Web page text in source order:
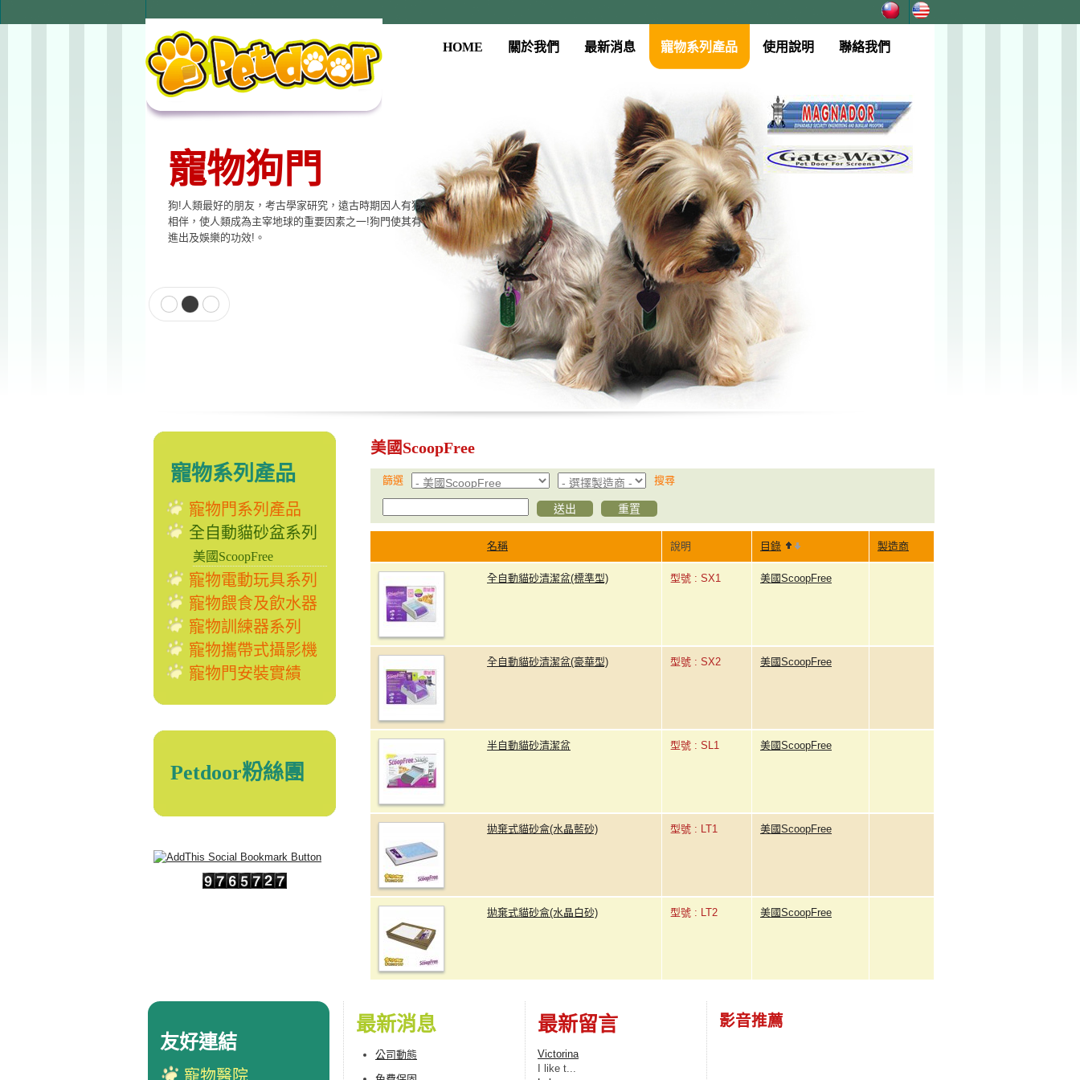
HOME 關於我們 最新消息 寵物系列產品 使用說明 聯絡我們
寵物狗門
狗!人類最好的朋友，考古學家研究，遠古時期因人有狗
相伴，使人類成為主宰地球的重要因素之一!狗門使其有
進出及娛樂的功效!。
寵物系列產品
寵物門系列產品
全自動貓砂盆系列
美國ScoopFree
寵物電動玩具系列
寵物餵食及飲水器
寵物訓練器系列
寵物攜帶式攝影機
寵物門安裝實績
Petdoor粉絲團
美國ScoopFree
篩選 搜尋
名稱 說明 目錄 製造商
全自動貓砂清潔盆(標準型) 型號 : SX1 美國ScoopFree
全自動貓砂清潔盆(豪華型) 型號 : SX2 美國ScoopFree
半自動貓砂清潔盆 型號 : SL1 美國ScoopFree
拋棄式貓砂盒(水晶藍砂) 型號 : LT1 美國ScoopFree
拋棄式貓砂盒(水晶白砂) 型號 : LT2 美國ScoopFree
最新消息
公司動態
最新留言
Victorina
I lіke t...
影音推薦
友好連結
寵物醫院